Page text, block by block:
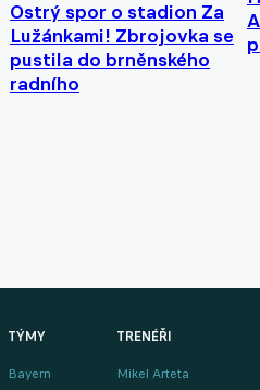
Ostrý spor o stadion Za
Lužánkami! Zbrojovka se
pustila do brněnského
radního
TÝMY
Bayern
TRENÉŘI
Mikel Arteta